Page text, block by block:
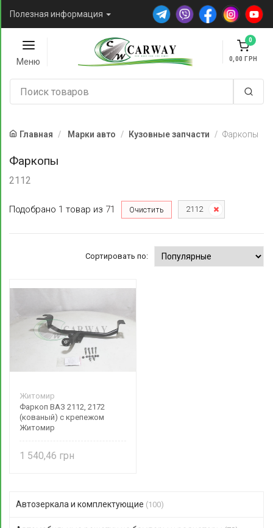
Полезная информация
Меню
0
0,00
Главная Марки авто Кузовные запчасти Фаркопы
Фаркопы
2112
Подобрано 1 товар из 71 Очистить 2112
Сортировать по:
Житомир
Фаркоп ВАЗ 2112, 2172
(кованый) с крепежом
Житомир
1 540,46
Автозеркала и комплектующие (100)